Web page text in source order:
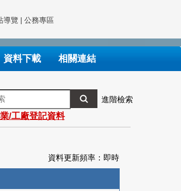
導覽 | 公務專區
資料下載 相關連結
進階檢索
/工廠登記資料
資料更新頻率：即時